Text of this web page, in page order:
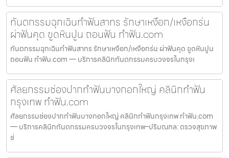
ทันตกรรมฉุกเฉินทำฟันสาทร รักษาเหงือก/เหงือกร่น
ผ่าฟันคุด ขูดหินปูน ถอนฟัน ทำฟัน.com
ทันตกรรมฉุกเฉินทำฟันสาทร รักษาเหงือก/เหงือกร่น ผ่าฟันคุด ขูดหินปูน
ถอนฟัน ทำฟัน.com — บริการคลินิกทันตกรรมครบวงจรในกรุงเ
ศัลยกรรมช่องปากทำฟันบางกอกใหญ่ คลินิกทำฟัน
กรุงเทพ ทำฟัน.com
ศัลยกรรมช่องปากทำฟันบางกอกใหญ่ คลินิกทำฟันกรุงเทพ ทำฟัน.com
— บริการคลินิกทันตกรรมครบวงจรในกรุงเทพ–ปริมณฑล: ตรวจสุขภาพ
ช่